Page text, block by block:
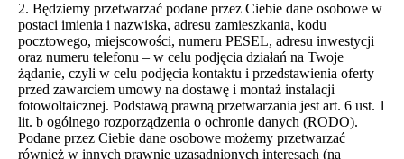
2. Będziemy przetwarzać podane przez Ciebie dane osobowe w
postaci imienia i nazwiska, adresu zamieszkania, kodu
pocztowego, miejscowości, numeru PESEL, adresu inwestycji
oraz numeru telefonu – w celu podjęcia działań na Twoje
żądanie, czyli w celu podjęcia kontaktu i przedstawienia oferty
przed zawarciem umowy na dostawę i montaż instalacji
fotowoltaicznej. Podstawą prawną przetwarzania jest art. 6 ust. 1
lit. b ogólnego rozporządzenia o ochronie danych (RODO).
Podane przez Ciebie dane osobowe możemy przetwarzać
również w innych prawnie uzasadnionych interesach (na